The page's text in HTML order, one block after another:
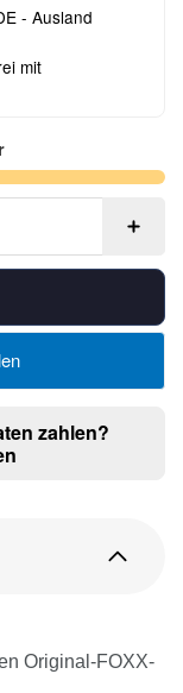
- Ausland
mit
zahlen?
Original-FOXX-